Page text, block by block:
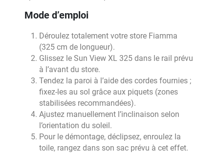
Mode d’emploi
Déroulez totalement votre store Fiamma
(325 cm de longueur).
Glissez le Sun View XL 325 dans le rail prévu
à l’avant du store.
Tendez la paroi à l’aide des cordes fournies ;
fixez-les au sol grâce aux piquets (zones
stabilisées recommandées).
Ajustez manuellement l’inclinaison selon
l’orientation du soleil.
Pour le démontage, déclipsez, enroulez la
toile, rangez dans son sac prévu à cet effet.